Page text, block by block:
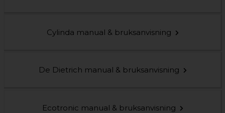
Cylinda manual & bruksanvisning
De Dietrich manual & bruksanvisning
Ecotronic manual & bruksanvisning